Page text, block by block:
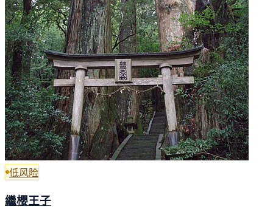
低风险
繼櫻王子